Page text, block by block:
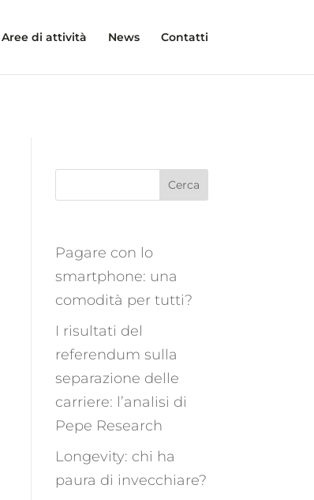
Aree di attività News Contatti
Cerca
Pagare con lo
smartphone: una
comodità per tutti?
I risultati del
referendum sulla
separazione delle
carriere: l’analisi di
Pepe Research
Longevity: chi ha
paura di invecchiare?